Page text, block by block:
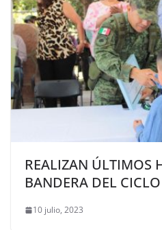
REALIZAN ÚLTIMOS
BANDERA DEL
10 julio, 2023